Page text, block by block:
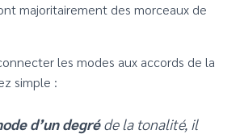
majoritairement des morceaux de
les modes aux accords de la
simple :
d’un degréde la tonalité, il